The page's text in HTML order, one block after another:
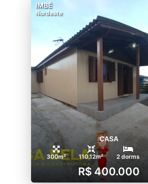
IMBÉ
Nordeste
CASA
300m² 110.12m² 2 dorms
R$ 400.000